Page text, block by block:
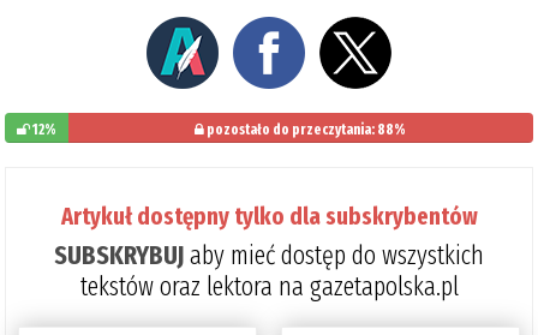
12% pozostało do przeczytania: 88%
Artykuł dostępny tylko dla subskrybentów
SUBSKRYBUJaby mieć dostęp do wszystkich
tekstów oraz lektora na gazetapolska.pl